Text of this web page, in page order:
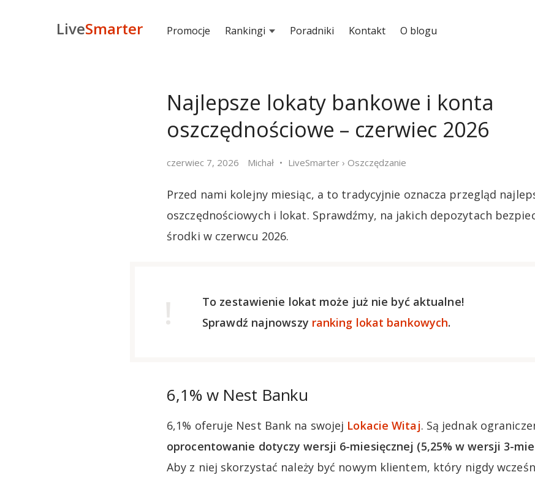
LiveSmarter Promocje Rankingi Poradniki Kontakt O blogu
Najlepsze lokaty bankowe i konta
oszczędnościowe – czerwiec 2026
czerwiec 7, 2026 Michał LiveSmarter › Oszczędzanie
Przed nami kolejny miesiąc, a to tradycyjnie oznacza przegląd
oszczędnościowych i lokat. Sprawdźmy, na jakich depozytach
środki w czerwcu 2026.
To zestawienie lokat może już nie być aktualne!
Sprawdź najnowszy ranking lokat bankowych.
6,1% w Nest Banku
6,1% oferuje Nest Bank na swojej Lokacie Witaj. Są jednak
oprocentowanie dotyczy wersji 6-miesięcznej (5,25% w wersji 3-
Aby z niej skorzystać należy być nowym klientem, który nigdy